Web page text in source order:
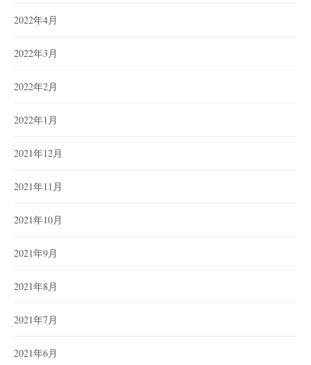
2022年4月
2022年3月
2022年2月
2022年1月
2021年12月
2021年11月
2021年10月
2021年9月
2021年8月
2021年7月
2021年6月